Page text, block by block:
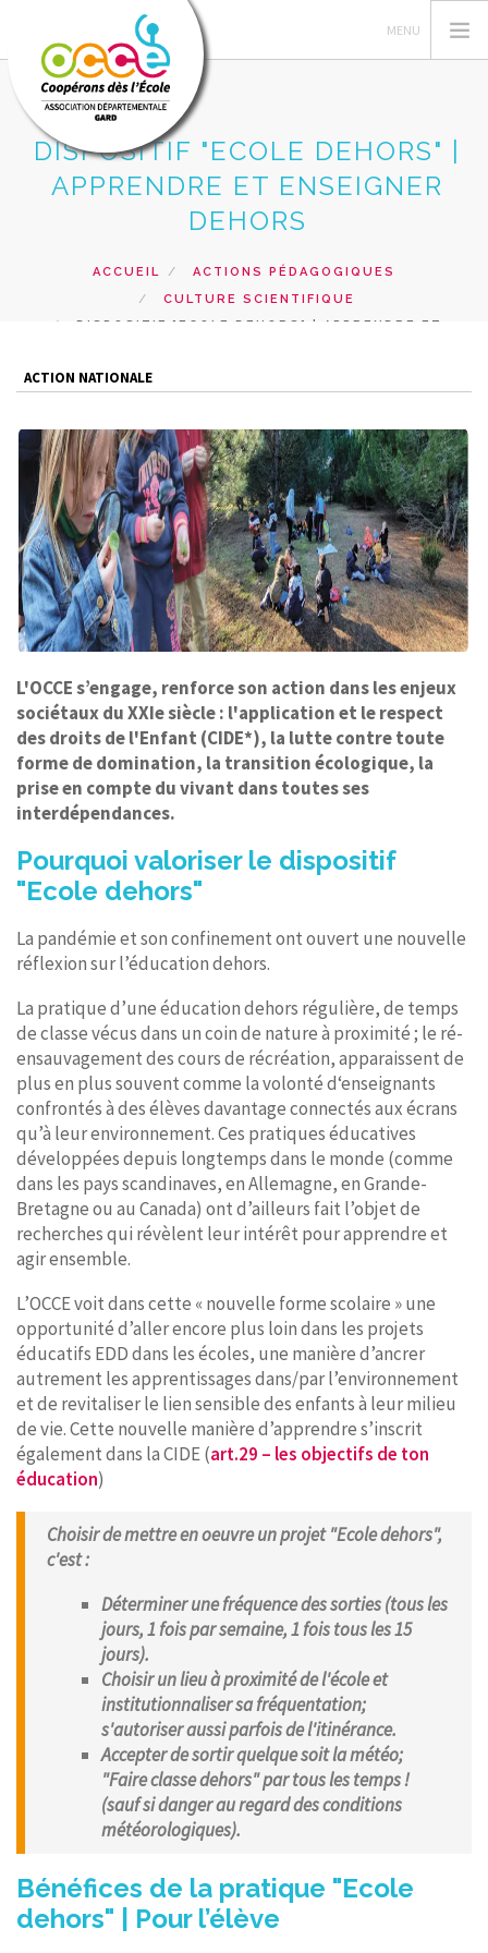
L'OCCE 30
GERER SA COOPERATIVE
RESSOURCES PEDAGOGIQUES
CONTACT
DISPOSITIF "ECOLE DEHORS" |
APPRENDRE ET ENSEIGNER
DEHORS
ACCUEIL
ACTIONS PÉDAGOGIQUES
CULTURE SCIENTIFIQUE
DISPOSITIF "ECOLE DEHORS" | APPRENDRE ET
ACTION NATIONALE
L'OCCE s’engage, renforce son action dans les enjeux
sociétaux du XXIe siècle : l'application et le respect
des droits de l'Enfant (CIDE*), la lutte contre toute
forme de domination, la transition écologique, la
prise en compte du vivant dans toutes ses
interdépendances.
Pourquoi valoriser le dispositif
"Ecole dehors"
La pandémie et son confinement ont ouvert une nouvelle
réflexion sur l’éducation dehors.
La pratique d’une éducation dehors régulière, de temps
de classe vécus dans un coin de nature à proximité ; le ré-
ensauvagement des cours de récréation, apparaissent de
plus en plus souvent comme la volonté d‘enseignants
confrontés à des élèves davantage connectés aux écrans
qu’à leur environnement. Ces pratiques éducatives
développées depuis longtemps dans le monde (comme
dans les pays scandinaves, en Allemagne, en Grande-
Bretagne ou au Canada) ont d’ailleurs fait l’objet de
recherches qui révèlent leur intérêt pour apprendre et
agir ensemble.
L’OCCE voit dans cette « nouvelle forme scolaire » une
opportunité d’aller encore plus loin dans les projets
éducatifs EDD dans les écoles, une manière d’ancrer
autrement les apprentissages dans/par l’environnement
et de revitaliser le lien sensible des enfants à leur milieu
de vie. Cette nouvelle manière d’apprendre s’inscrit
également dans la CIDE (art.29 – les objectifs de ton
éducation)
Choisir de mettre en oeuvre un projet "Ecole dehors",
c'est :
Déterminer une fréquence des sorties (tous les
jours, 1 fois par semaine, 1 fois tous les 15
jours).
Choisir un lieu à proximité de l'école et
institutionnaliser sa fréquentation;
s'autoriser aussi parfois de l'itinérance.
Accepter de sortir quelque soit la météo;
"Faire classe dehors" par tous les temps !
(sauf si danger au regard des conditions
météorologiques).
Bénéfices de la pratique "Ecole
dehors" | Pour l’élève